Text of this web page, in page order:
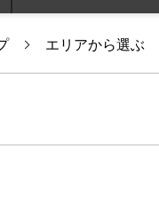
エリアから選ぶ